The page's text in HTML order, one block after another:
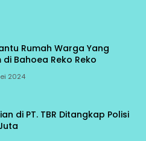
Rumah Warga Yang
Bahoea Reko Reko
2024
di PT. TBR Ditangkap Polisi